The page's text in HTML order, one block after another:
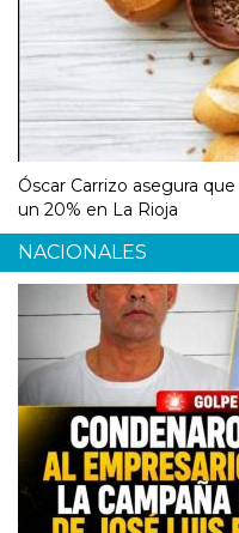
Óscar Carrizo asegura
un 20% en La Rioja
NACIONALES